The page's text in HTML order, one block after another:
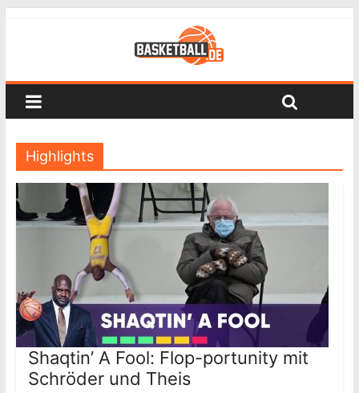
Highlights
Shaqtin’ A Fool: Flop-portunity mit
Schröder und Theis